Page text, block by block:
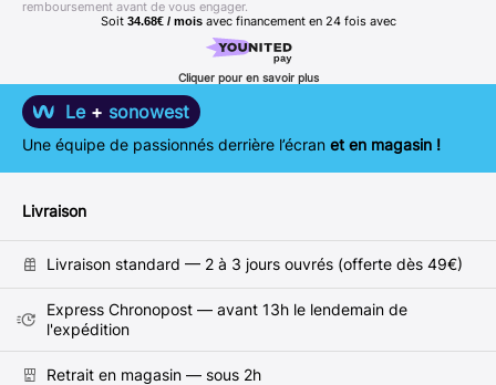
Soit 34.68€ / mois avec financement en 24 fois avec
Cliquer pour en savoir plus
remboursement avant de vous engager.
Le + sonowest
Une équipe de passionnés derrière l’écran et en magasin !
Livraison
Livraison standard — 2 à 3 jours ouvrés (offerte dès 49€)
Express Chronopost — avant 13h le lendemain de
l'expédition
Retrait en magasin — sous 2h